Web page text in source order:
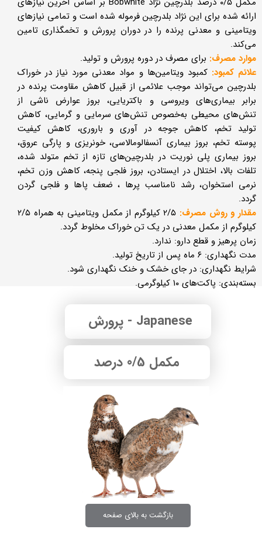
ارائه شده برای این نژاد بلدرچین فرموله شده است و تمامی نیازهای
ویتامینی و معدنی پرنده را در دوران پرورش و تخمگذاری تامین
می‌کند.
موارد مصرف: برای مصرف در دوره پرورش و تولید.
علائم کمبود: کمبود ویتامین‌ها و مواد معدنی مورد نیاز در خوراک
بلدرچین می‌تواند موجب علائمی از قبیل کاهش مقاومت پرنده در
برابر بیماری‌های ویروسی و باکتریایی، بروز عوارض ناشی از
تنش‌های محیطی به‌خصوص تنش‌های سرمایی و گرمایی، کاهش
تولید تخم، کاهش جوجه در آوری و باروری، کاهش کیفیت
پوسته‌ تخم، بروز بیماری آنسفالومالاسی، خونریزی و پارگی عروق،
بروز بیماری پلی نوریت در بلدرچین‌های تازه از تخم متولد شده،
تلفات بالا، اختلال در ایستادن، بروز فلجی پنجه، کاهش وزن تخم،
نرمی استخوان، رشد نامناسب پرها ، ضعف پاها و فلجی گردن
گردد.
مقدار و روش مصرف:
۲/۵ کیلوگرم از مکمل ویتامینی به همراه ۲/۵
کیلوگرم از مکمل معدنی در یک تن خوراک مخلوط گردد.
زمان پرهیز و قطع دارو: ندارد.
مدت نگهداری: ۶ ماه پس از تاریخ تولید.
شرایط نگهداری: در جای خشک و خنک نگهداری شود.
بسته‌بندی: پاکت‌های ۱۰ کیلوگرمی.
Japanese - پرورش
مکمل 0/5 درصد
بازگشت به بالای صفحه